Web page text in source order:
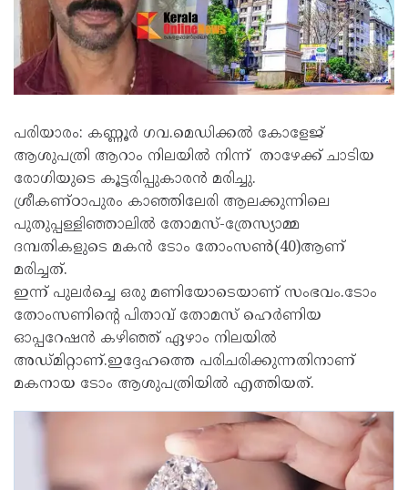
പരിയാരം: കണ്ണൂർ ഗവ.മെഡിക്കൽ കോളേജ്
ആശുപത്രി ആറാം നിലയിൽ നിന്ന് താഴേക്ക് ചാടിയ
രോഗിയുടെ കൂട്ടരിപ്പുകാരൻ മരിച്ചു.
ശ്രീകണ്ഠാപുരം കാഞ്ഞിലേരി ആലക്കുന്നിലെ
പുതുപ്പള്ളിഞ്ഞാലിൽ തോമസ്-ത്രേസ്യാമ്മ
ദമ്പതികളുടെ മകൻ ടോം തോംസൺ(40)ആണ്
മരിച്ചത്.
ഇന്ന് പുലർച്ചെ ഒരു മണിയോടെയാണ് സംഭവം.ടോം
തോംസണിന്റെ പിതാവ് തോമസ് ഹെർണിയ
ഓപ്പറേഷൻ കഴിഞ്ഞ് ഏഴാം നിലയിൽ
അഡ്മിറ്റാണ്.ഇദ്ദേഹത്തെ പരിചരിക്കുന്നതിനാണ്
മകനായ ടോം ആശുപത്രിയിൽ എത്തിയത്.